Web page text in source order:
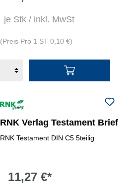
je Stk / inkl. MwSt
(Preis Pro 1 ST 0,10 €)
RNK Verlag Testament Brief
RNK Testament DIN C5 5teilig
11,27 €*